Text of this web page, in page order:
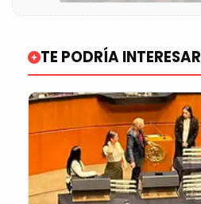
TE PODRÍA INTERESAR